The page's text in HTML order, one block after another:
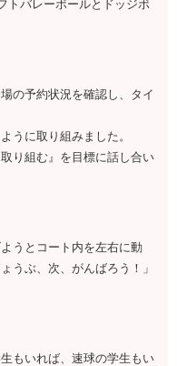
トバレーボールとドッジボ
の予約状況を確認し、タイ
うに取り組みました。
り組む』を目標に話し合い
うとコート内を左右に動
うぶ、次、がんばろう！」
もいれば、速球の学生もい